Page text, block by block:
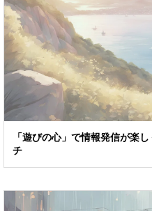
「遊びの心」で情報発信が楽
チ